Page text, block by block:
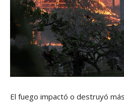
El fuego impactó o destruyó